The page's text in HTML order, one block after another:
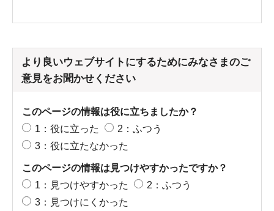
より良いウェブサイトにするためにみなさまのご
意見をお聞かせください
このページの情報は役に立ちましたか？
1：役に立った
2：ふつう
3：役に立たなかった
このページの情報は見つけやすかったですか？
1：見つけやすかった
2：ふつう
3：見つけにくかった